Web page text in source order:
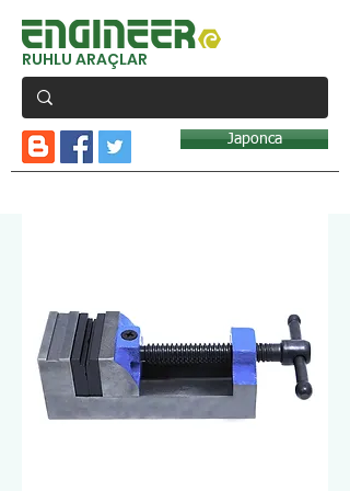
RUHLU ARAÇLAR
Japonca